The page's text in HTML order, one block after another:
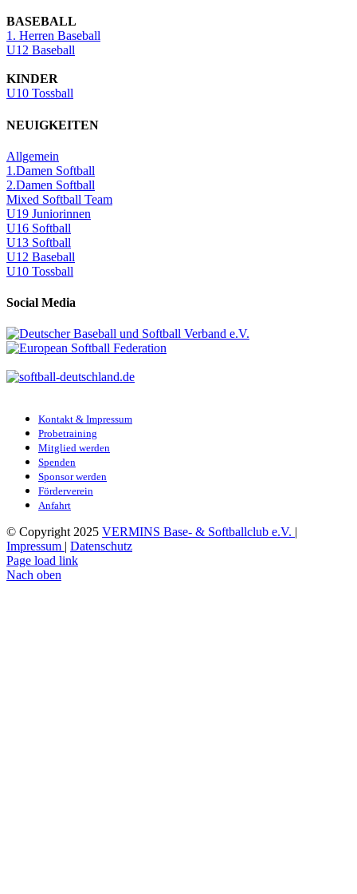
BASEBALL
1. Herren Baseball
U12 Baseball
KINDER
U10 Tossball
NEUIGKEITEN
Allgemein
1.Damen Softball
2.Damen Softball
Mixed Softball Team
U19 Juniorinnen
U16 Softball
U13 Softball
U12 Baseball
U10 Tossball
Social Media
Kontakt & Impressum
Probetraining
Mitglied werden
Spenden
Sponsor werden
Förderverein
Anfahrt
© Copyright 2025 VERMINS Base- & Softballclub e.V.
Impressum
Datenschutz
Page load link
Nach oben